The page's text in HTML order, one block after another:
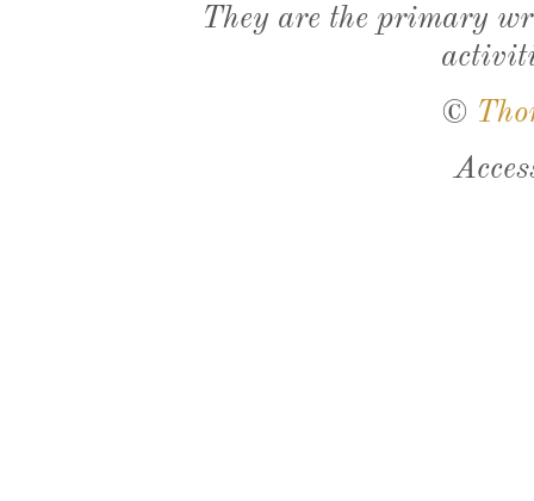
They are the primary
©